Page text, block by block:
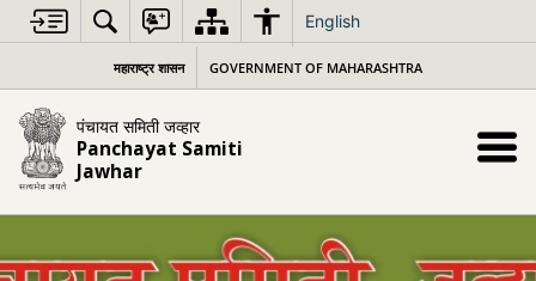
content
English
महाराष्ट्र शासन GOVERNMENT OF MAHARASHTRA
पंचायत समिती जव्हार
Panchayat Samiti
Jawhar